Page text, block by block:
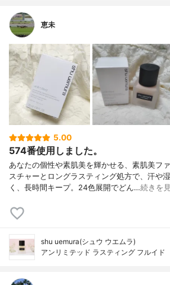
恵未
5.00
574番使用しました。
あなたの個性や素肌美を輝かせる、素肌美フ
スチャーとロングラスティング処方で、汗や
く、長時間キープ。24色展開でどん…続きを
shu uemura(シュウ ウエムラ)
アンリミテッド ラスティング フルイド